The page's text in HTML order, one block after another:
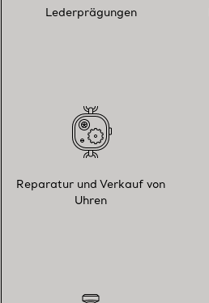
Lederprägungen
Reparatur und Verkauf von
Uhren